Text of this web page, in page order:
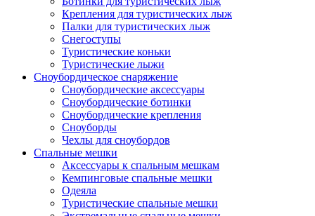
Крепления для туристических лыж
Палки для туристических лыж
Снегоступы
Туристические коньки
Туристические лыжи
Сноубордическое снаряжение
Сноубордические аксессуары
Сноубордические ботинки
Сноубордические крепления
Сноуборды
Чехлы для сноубордов
Спальные мешки
Аксессуары к спальным мешкам
Кемпинговые спальные мешки
Одеяла
Туристические спальные мешки